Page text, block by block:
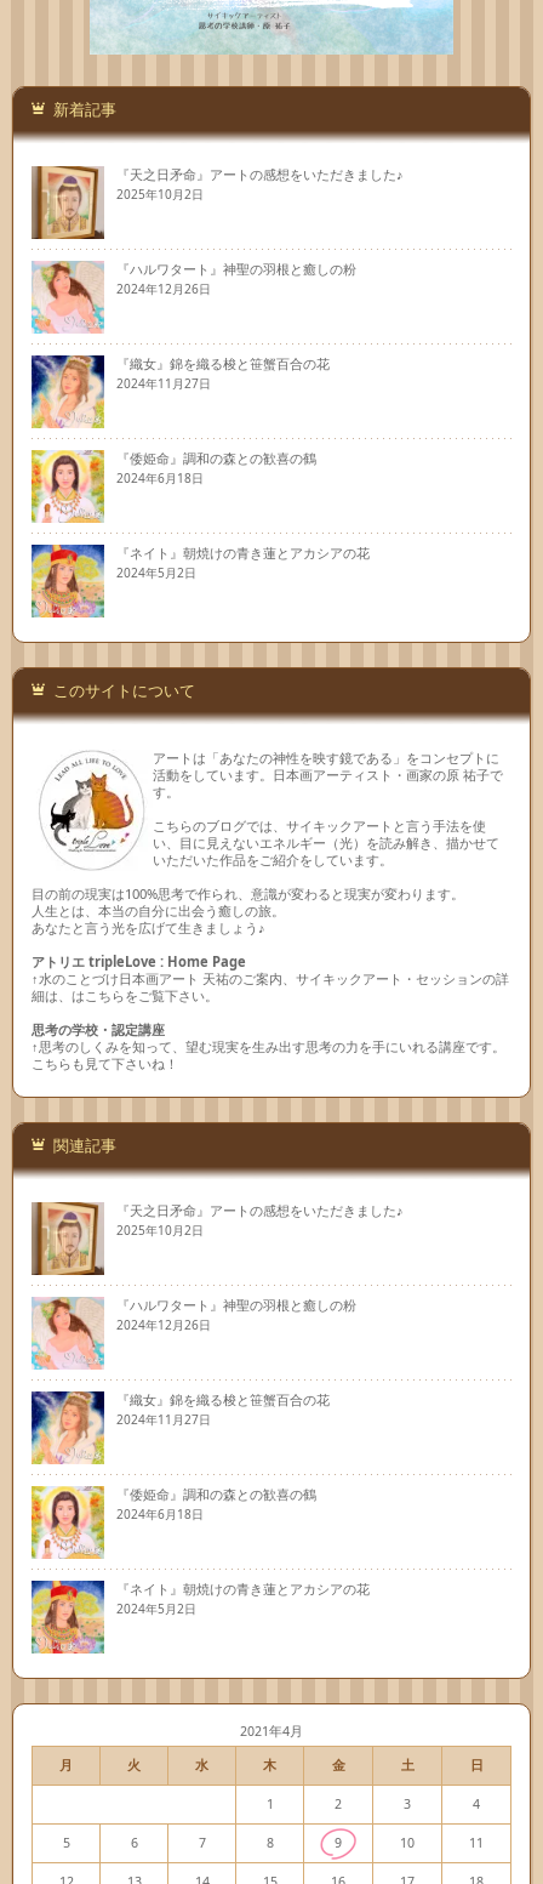
新着記事
『天之日矛命』アートの感想をいただきました♪
2025年10月2日
『ハルワタート』神聖の羽根と癒しの粉
2024年12月26日
『織女』錦を織る梭と笹蟹百合の花
2024年11月27日
『倭姫命』調和の森との歓喜の鶴
2024年6月18日
『ネイト』朝焼けの青き蓮とアカシアの花
2024年5月2日
このサイトについて
アートは「あなたの神性を映す鏡である」をコンセプトに
活動をしています。日本画アーティスト・画家の原 祐子で
す。
こちらのブログでは、サイキックアートと言う手法を使
い、目に見えないエネルギー（光）を読み解き、描かせて
いただいた作品をご紹介をしています。
目の前の現実は100%思考で作られ、意識が変わると現実が変わります。
人生とは、本当の自分に出会う癒しの旅。
あなたと言う光を広げて生きましょう♪
アトリエ tripleLove : Home Page
↑水のことづけ日本画アート 天祐のご案内、サイキックアート・セッションの詳
細は、はこちらをご覧下さい。
思考の学校・認定講座
↑思考のしくみを知って、望む現実を生み出す思考の力を手にいれる講座です。
こちらも見て下さいね！
関連記事
『天之日矛命』アートの感想をいただきました♪
2025年10月2日
『ハルワタート』神聖の羽根と癒しの粉
2024年12月26日
『織女』錦を織る梭と笹蟹百合の花
2024年11月27日
『倭姫命』調和の森との歓喜の鶴
2024年6月18日
『ネイト』朝焼けの青き蓮とアカシアの花
2024年5月2日
2021年4月
月 火 水 木 金 土 日
1 2 3 4
5 6 7 8 9 10 11